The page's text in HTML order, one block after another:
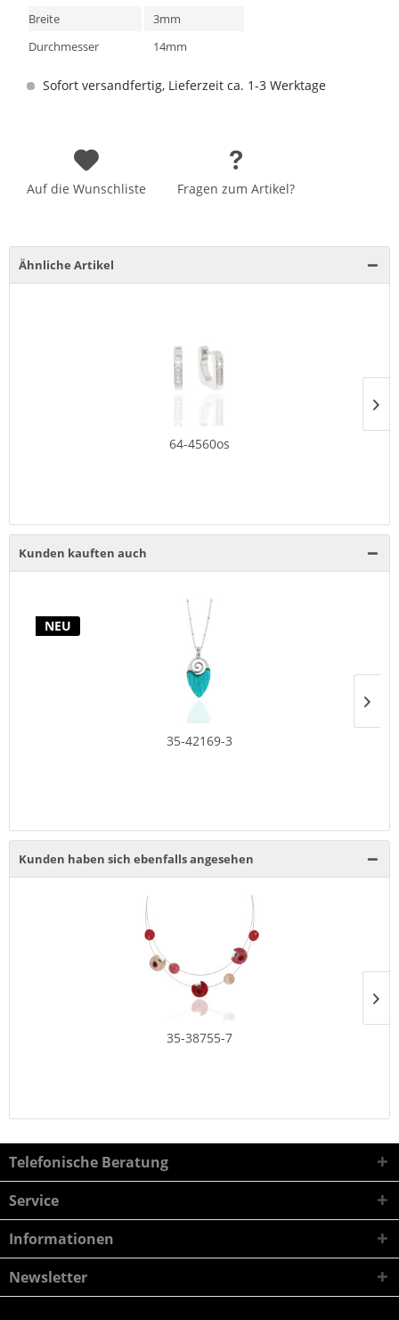
Breite
3mm
Durchmesser
14mm
Sofort versandfertig, Lieferzeit ca. 1-3 Werktage
Auf die Wunschliste Fragen zum Artikel?
Ähnliche Artikel
64-4560os
Kunden kauften auch
NEU
35-42169-3
Kunden haben sich ebenfalls angesehen
35-38755-7
Telefonische Beratung
Service
Informationen
Newsletter